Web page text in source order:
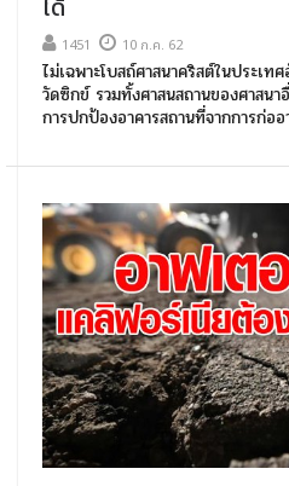
ได้
1451 10 ก.ค. 62
ไม่เฉพาะโบสถ์ศาสนาคริสต์ในประเ
วัดซิกข์ รวมทั้งศาสนสถานของศาสน
การปกป้องอาคารสถานที่จากการก่อ